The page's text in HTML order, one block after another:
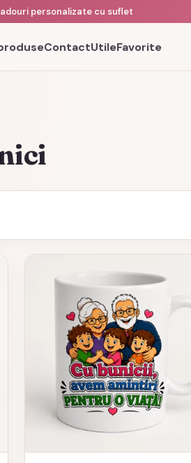
personalizate cu suflet
ContactUtileFavorite